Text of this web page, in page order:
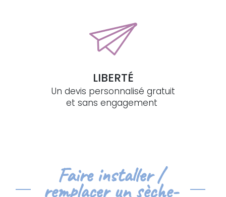
LIBERTÉ
Un devis personnalisé gratuit
et sans engagement
Faire installer /
remplacer un sèche-